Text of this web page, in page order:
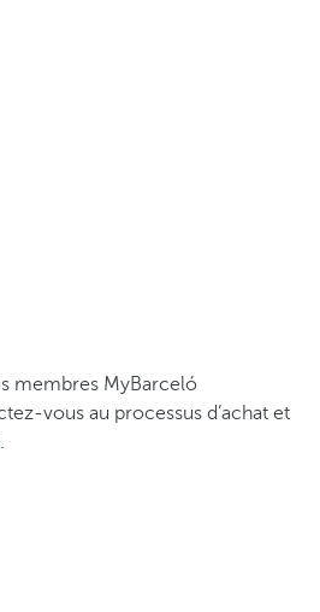
membres MyBarceló
vous au processus d’achat et